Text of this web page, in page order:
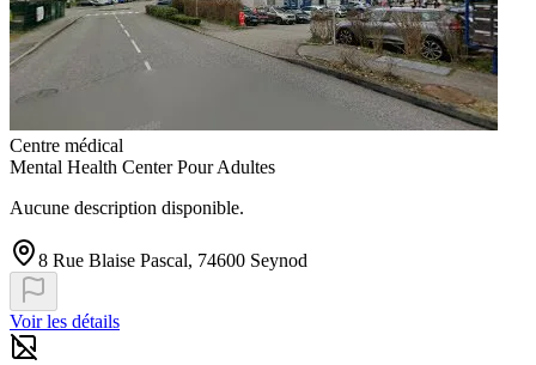
Centre médical
Mental Health Center Pour Adultes
Aucune description disponible.
8 Rue Blaise Pascal, 74600 Seynod
Voir les détails